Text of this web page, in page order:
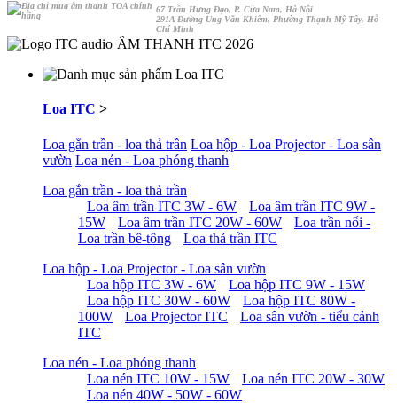
67 Trần Hưng Đạo, P. Cửa Nam, Hà Nội
291A Đường Ung Văn Khiêm, Phường Thạnh Mỹ Tây, Hỗ
Chí Minh
ÂM THANH ITC 2026
Loa ITC >
Loa gắn trần - loa thả trần Loa hộp - Loa Projector - Loa sân
vườn Loa nén - Loa phóng thanh
Loa gắn trần - loa thả trần
Loa âm trần ITC 3W - 6W
Loa âm trần ITC 9W -
15W
Loa âm trần ITC 20W - 60W
Loa trần nổi -
Loa trần bê-tông
Loa thả trần ITC
Loa hộp - Loa Projector - Loa sân vườn
Loa hộp ITC 3W - 6W
Loa hộp ITC 9W - 15W
Loa hộp ITC 30W - 60W
Loa hộp ITC 80W -
100W
Loa Projector ITC
Loa sân vườn - tiểu cảnh
ITC
Loa nén - Loa phóng thanh
Loa nén ITC 10W - 15W
Loa nén ITC 20W - 30W
Loa nén 40W - 50W - 60W